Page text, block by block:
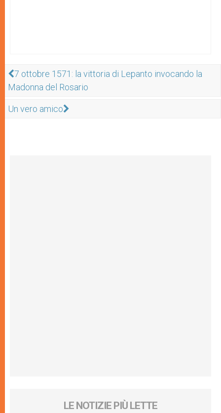
7 ottobre 1571: la vittoria di Lepanto invocando la
Madonna del Rosario
Un vero amico
LE NOTIZIE PIÙ LETTE